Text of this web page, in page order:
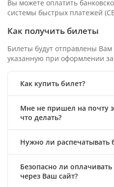
Вы можете оплатить
системы быстрых платежей
Как получить билеты
Билеты будут отправлены
указанную при оформлении
Как купить билет?
Мне не пришел на почту
что делать?
Нужно ли распечатывать
Безопасно ли
через Ваш сайт?